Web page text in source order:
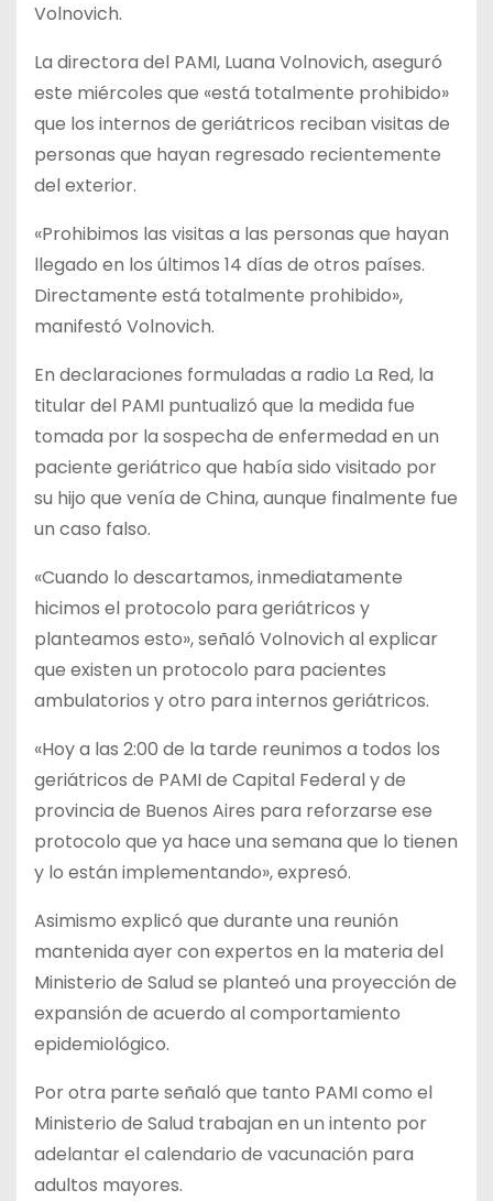
Volnovich.
La directora del PAMI, Luana Volnovich, aseguró
este miércoles que «está totalmente prohibido»
que los internos de geriátricos reciban visitas de
personas que hayan regresado recientemente
del exterior.
«Prohibimos las visitas a las personas que hayan
llegado en los últimos 14 días de otros países.
Directamente está totalmente prohibido»,
manifestó Volnovich.
En declaraciones formuladas a radio La Red, la
titular del PAMI puntualizó que la medida fue
tomada por la sospecha de enfermedad en un
paciente geriátrico que había sido visitado por
su hijo que venía de China, aunque finalmente fue
un caso falso.
«Cuando lo descartamos, inmediatamente
hicimos el protocolo para geriátricos y
planteamos esto», señaló Volnovich al explicar
que existen un protocolo para pacientes
ambulatorios y otro para internos geriátricos.
«Hoy a las 2:00 de la tarde reunimos a todos los
geriátricos de PAMI de Capital Federal y de
provincia de Buenos Aires para reforzarse ese
protocolo que ya hace una semana que lo tienen
y lo están implementando», expresó.
Asimismo explicó que durante una reunión
mantenida ayer con expertos en la materia del
Ministerio de Salud se planteó una proyección de
expansión de acuerdo al comportamiento
epidemiológico.
Por otra parte señaló que tanto PAMI como el
Ministerio de Salud trabajan en un intento por
adelantar el calendario de vacunación para
adultos mayores.